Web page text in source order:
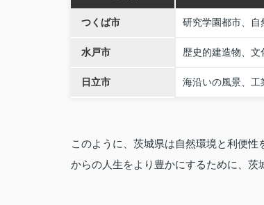
つくば市 研究学園都市、自
水戸市 歴史的建造物、文
日立市 海沿いの風景、工
このように、茨城県は自然環境と利便
からの人生をより豊かにするために、茨